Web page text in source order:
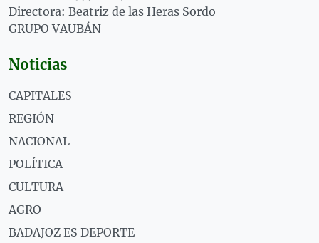
Directora: Beatriz de las Heras Sordo
GRUPO VAUBÁN
Noticias
CAPITALES
REGIÓN
NACIONAL
POLÍTICA
CULTURA
AGRO
BADAJOZ ES DEPORTE